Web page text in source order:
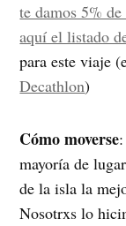
te damos 5% de
aquí el listado
para este viaje
Decathlon)
Cómo moverse
mayoría de
de la isla la
Nosotrxs lo